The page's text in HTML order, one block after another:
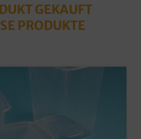
GEKAUFT
PRODUKTE